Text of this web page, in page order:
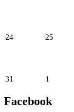
24 25
31 1
Facebook